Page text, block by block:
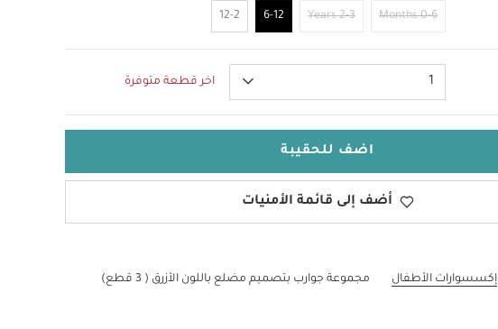
0-6 Months
2-3 Years
6-12
12-2
1 اخر قطعة متوفرة
اضف للحقيبة
أضف إلى قائمة الأمنيات
إكسسوارات الأطفال مجموعة جوارب بتصميم مضلع باللون الأزرق ( 3 قطع)